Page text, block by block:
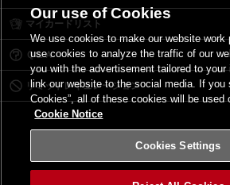
マイカードリスト
Ｑ＆Ａ
リミットレギュレーション
サイト
©2026
Our use of Cookies
We use cookies to make our website work
use cookies to analyze the traffic of our
you with the advertisement tailored to
link our website to the social media. If you
Cookies”, all of these cookies will be used
Cookie Notice
Cookies Settings